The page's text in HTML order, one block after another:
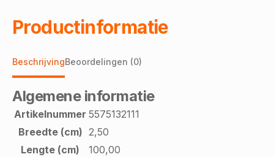
Productinformatie
BeschrijvingBeoordelingen (0)
Algemene informatie
Artikelnummer 5575132111
Breedte (cm) 2,50
Lengte (cm)
100,00